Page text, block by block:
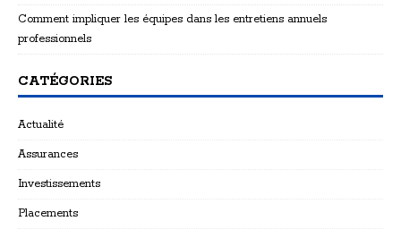
Comment impliquer les équipes dans les entretiens annuels
professionnels
CATÉGORIES
Actualité
Assurances
Investissements
Placements